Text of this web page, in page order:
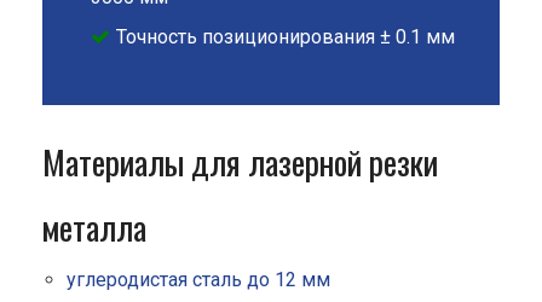
Точность позиционирования ± 0.1 мм
Материалы для лазерной резки
металла
углеродистая сталь до 12 мм